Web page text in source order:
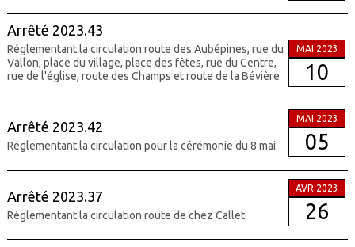
Arrêté 2023.43
Réglementant la circulation route des Aubépines, rue du
Vallon, place du village, place des fêtes, rue du Centre,
rue de l'église, route des Champs et route de la Bévière
MAI 2023
10
Arrêté 2023.42
Réglementant la circulation pour la cérémonie du 8 mai
MAI 2023
05
Arrêté 2023.37
Réglementant la circulation route de chez Callet
AVR 2023
26